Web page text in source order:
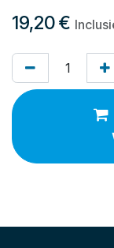
19,20€